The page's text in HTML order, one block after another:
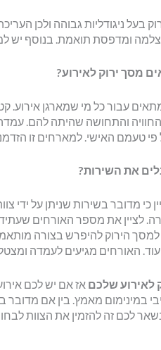
בעל ניגודליות גבוהה ולכן
ומדפסת תואמת. בנוסף יש
מסך ירוק לאירוע?
עבור כל מי שמארגן אירוע.
החוויה והתחושה שהיתה להם.
פי טעמם האישי. למארחים זו
את השירות?
כי מדובר בשירות שניתן על ידי
לציין את מספר האורחים
הירוק להיפרש בצורה
האורחים מגיעים לעמדה
לאירוע שלכם אז אם יש לכם
במינימום מאמץ. בין אם מדובר
לכם זה להזמין את הצוות